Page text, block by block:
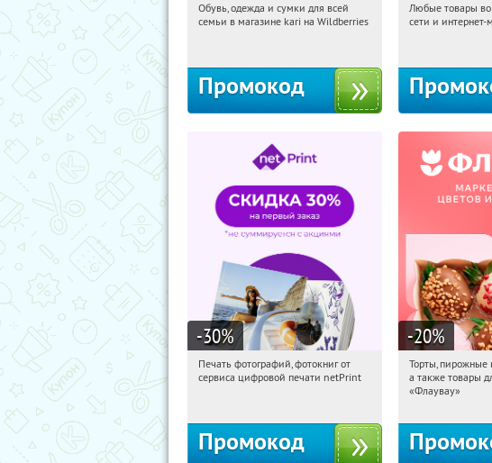
07:40:00 Получили:
Обувь, одежда и сумки для всей
семьи в магазине kari на Wildberries
Промокод
07:40:00
Любые товары во
сети и интернет-
-30%
07:40:00 Получили:
Печать фотографий, фотокниг от
сервиса цифровой печати netPrint
Промокод
-20%
07:40:00
Россия
Торты, пирожные
а также товары
«Флаувау»